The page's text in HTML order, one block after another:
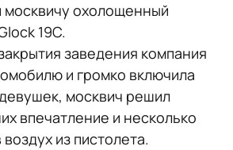
охолощенный
19С.
заведения компания
и громко включила
москвич решил
впечатление и несколько
из пистолета.